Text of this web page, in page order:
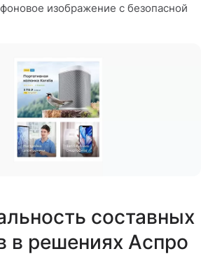
изображение с безопасной
составных
в решениях Аспро